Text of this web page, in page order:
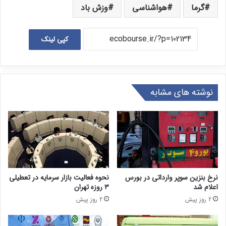
گرما هواشناسی وزش باد
کپی لینک
نوشته های مشابه
نرخ بنزین سوپر وارداتی در بورس
اعلام شد
2 روز پیش
نحوه فعالیت بازار سرمایه در تعطیلی
۳ روزه تهران
2 روز پیش